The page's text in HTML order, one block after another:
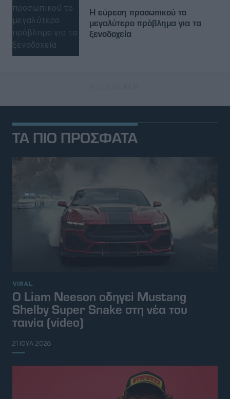
Η εύρεση προσωπικού το
μεγαλύτερο πρόβλημα για τα
ξενοδοχεία
ΤΑ ΠΙΟ ΠΡΟΣΦΑΤΑ
VIRAL
Ο Liam Neeson οδηγεί Mustang
Shelby Super Snake στη νέα του
ταινία (video)
21 ΙΟΥΛ 2026